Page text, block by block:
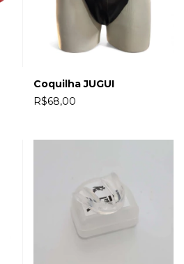
Coquilha JUGUI
R$68,00